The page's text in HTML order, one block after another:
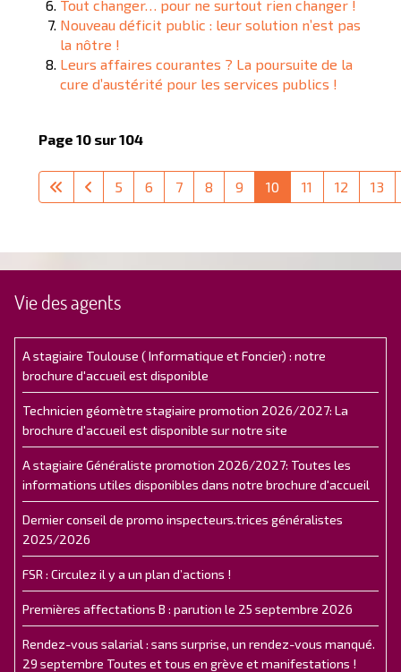
Tout changer… pour ne surtout rien changer !
Nouveau déficit public : leur solution n’est pas
la nôtre !
Leurs affaires courantes ? La poursuite de la
cure d’austérité pour les services publics !
Page 10 sur 104
5 6 7 8 9 10 11 12 13
Vie des agents
A stagiaire Toulouse ( Informatique et Foncier) : notre
brochure d'accueil est disponible
Technicien géomètre stagiaire promotion 2026/2027: La
brochure d'accueil est disponible sur notre site
A stagiaire Généraliste promotion 2026/2027: Toutes les
informations utiles disponibles dans notre brochure d'accueil
Dernier conseil de promo inspecteurs.trices généralistes
2025/2026
FSR : Circulez il y a un plan d’actions !
Premières affectations B : parution le 25 septembre 2026
Rendez-vous salarial : sans surprise, un rendez-vous manqué.
29 septembre Toutes et tous en grève et manifestations !